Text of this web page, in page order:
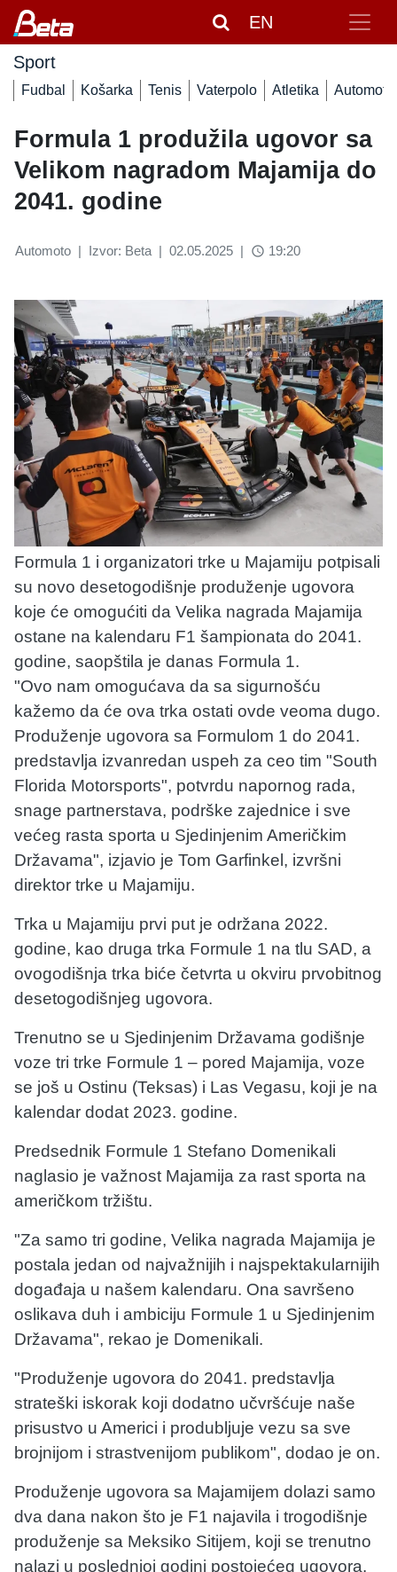
EN
Sport
Fudbal Košarka Tenis Vaterpolo Atletika Automoto
Formula 1 produžila ugovor sa
Velikom nagradom Majamija do
2041. godine
Automoto | Izvor: Beta | 02.05.2025 | access_time 19:20
Formula 1 i organizatori trke u Majamiju potpisali
su novo desetogodišnje produženje ugovora
koje će omogućiti da Velika nagrada Majamija
ostane na kalendaru F1 šampionata do 2041.
godine, saopštila je danas Formula 1.
"Ovo nam omogućava da sa sigurnošću
kažemo da će ova trka ostati ovde veoma dugo.
Produženje ugovora sa Formulom 1 do 2041.
predstavlja izvanredan uspeh za ceo tim "South
Florida Motorsports", potvrdu napornog rada,
snage partnerstava, podrške zajednice i sve
većeg rasta sporta u Sjedinjenim Američkim
Državama", izjavio je Tom Garfinkel, izvršni
direktor trke u Majamiju.
Trka u Majamiju prvi put je održana 2022.
godine, kao druga trka Formule 1 na tlu SAD, a
ovogodišnja trka biće četvrta u okviru prvobitnog
desetogodišnjeg ugovora.
Trenutno se u Sjedinjenim Državama godišnje
voze tri trke Formule 1 – pored Majamija, voze
se još u Ostinu (Teksas) i Las Vegasu, koji je na
kalendar dodat 2023. godine.
Predsednik Formule 1 Stefano Domenikali
naglasio je važnost Majamija za rast sporta na
američkom tržištu.
"Za samo tri godine, Velika nagrada Majamija je
postala jedan od najvažnijih i najspektakularnijih
događaja u našem kalendaru. Ona savršeno
oslikava duh i ambiciju Formule 1 u Sjedinjenim
Državama", rekao je Domenikali.
"Produženje ugovora do 2041. predstavlja
strateški iskorak koji dodatno učvršćuje naše
prisustvo u Americi i produbljuje vezu sa sve
brojnijom i strastvenijom publikom", dodao je on.
Produženje ugovora sa Majamijem dolazi samo
dva dana nakon što je F1 najavila i trogodišnje
produženje sa Meksiko Sitijem, koji se trenutno
nalazi u poslednjoj godini postojećeg ugovora.